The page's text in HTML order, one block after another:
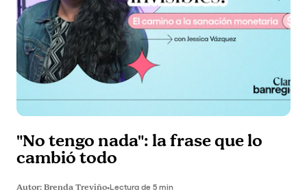
"No tengo nada": la frase que lo
cambió todo
Autor:Brenda Treviño•Lectura de 5 min